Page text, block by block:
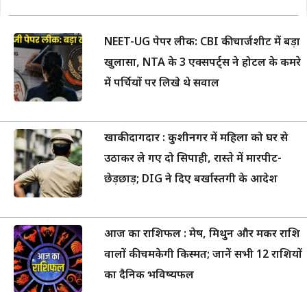
NEET-UG पेपर लीक: CBI की चार्जशीट में बड़ा
खुलासा, NTA के 3 एक्सपर्ट्स ने होटल के कमरे
में पर्चियों पर लिखे थे सवाल
खाकी दागदार : कुशीनगर में महिला को घर से
उठाकर ले गए दो सिपाही, रास्ते में मारपीट-
छेड़छाड़; DIG ने दिए बर्खास्तगी के आदेश
आज का राशिफल : मेष, मिथुन और मकर राशि
वालों की चमकेगी किस्मत; जानें सभी 12 राशियों
का दैनिक भविष्यफल